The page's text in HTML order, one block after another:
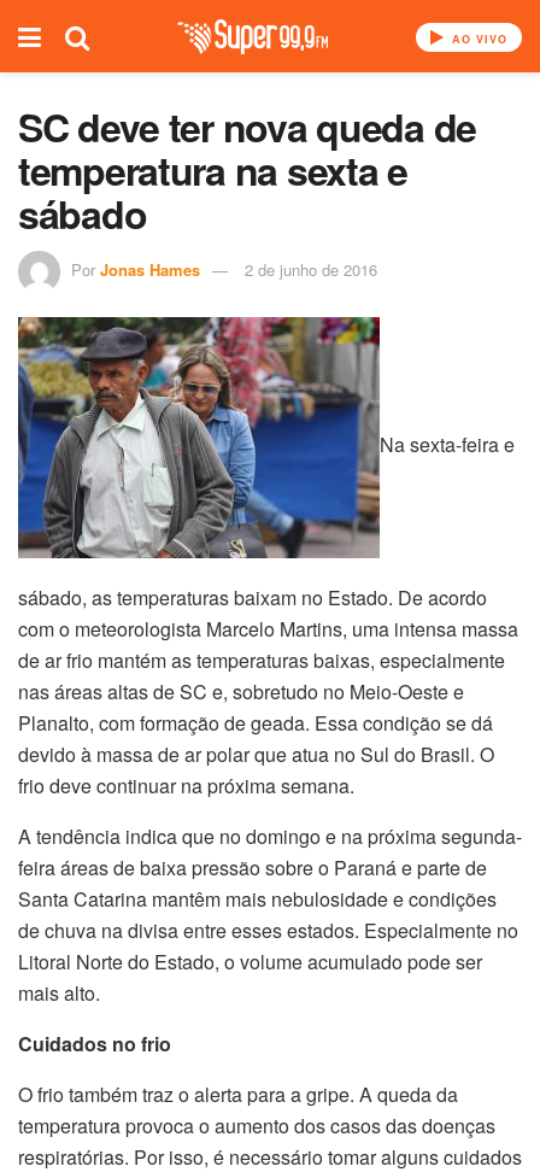
AO VIVO
SC deve ter nova queda de
temperatura na sexta e
sábado
Por Jonas Hames 2 de junho de 2016
Na sexta-feira e
sábado, as temperaturas baixam no Estado. De acordo
com o meteorologista Marcelo Martins, uma intensa massa
de ar frio mantém as temperaturas baixas, especialmente
nas áreas altas de SC e, sobretudo no Meio-Oeste e
Planalto, com formação de geada. Essa condição se dá
devido à massa de ar polar que atua no Sul do Brasil. O
frio deve continuar na próxima semana.
A tendência indica que no domingo e na próxima segunda-
feira áreas de baixa pressão sobre o Paraná e parte de
Santa Catarina mantêm mais nebulosidade e condições
de chuva na divisa entre esses estados. Especialmente no
Litoral Norte do Estado, o volume acumulado pode ser
mais alto.
Cuidados no frio
O frio também traz o alerta para a gripe. A queda da
temperatura provoca o aumento dos casos das doenças
respiratórias. Por isso, é necessário tomar alguns cuidados